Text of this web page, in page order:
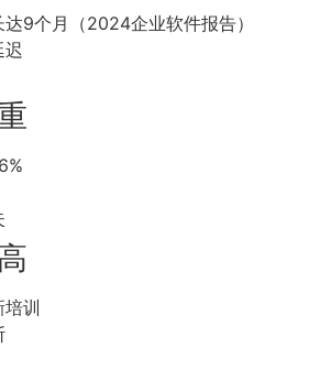
9个月（2024企业软件报告）
迟
训